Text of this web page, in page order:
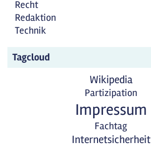
Recht
Redaktion
Technik
Tagcloud
Wikipedia
Partizipation
Impressum
Fachtag
Internetsicherheit